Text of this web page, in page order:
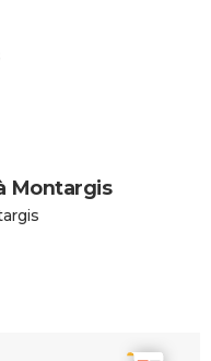
Montargis